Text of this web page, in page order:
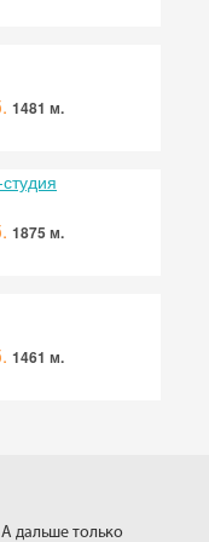
1481 м.
1875 м.
1461 м.
дальше только